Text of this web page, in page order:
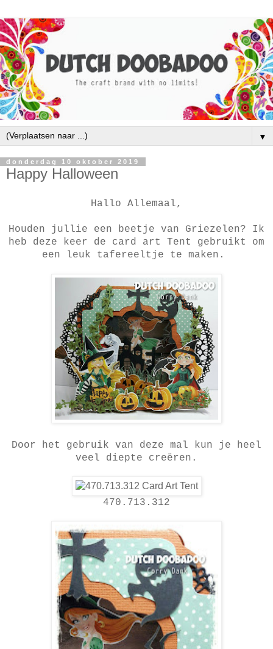
▼
donderdag 10 oktober 2019
Happy Halloween
Hallo Allemaal,
Houden jullie een beetje van Griezelen? Ik
heb deze keer de card art Tent gebruikt om
een leuk tafereeltje te maken.
Door het gebruik van deze mal kun je heel
veel diepte creëren.
470.713.312